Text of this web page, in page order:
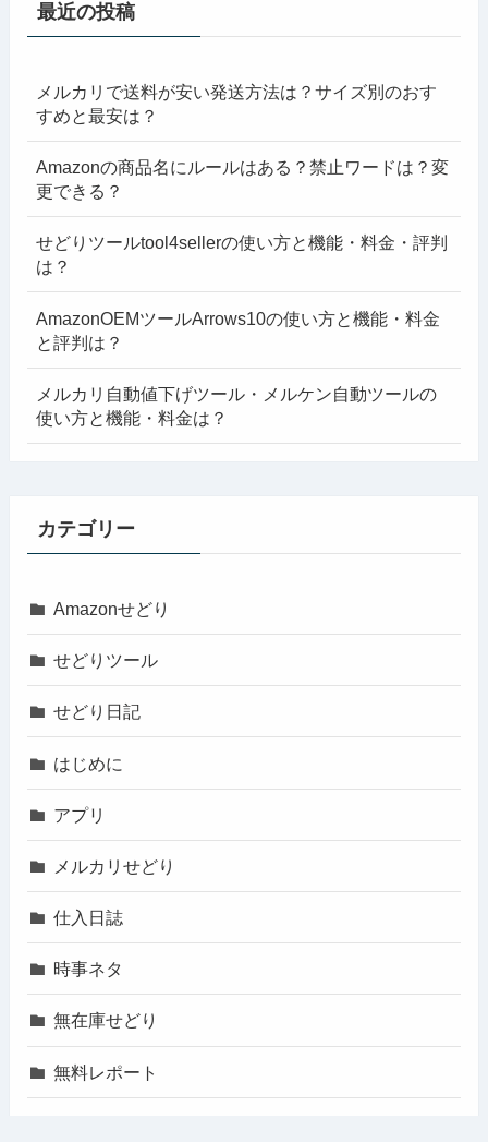
最近の投稿
メルカリで送料が安い発送方法は？サイズ別のおす
すめと最安は？
Amazonの商品名にルールはある？禁止ワードは？変
更できる？
せどりツールtool4sellerの使い方と機能・料金・評判
は？
AmazonOEMツールArrows10の使い方と機能・料金
と評判は？
メルカリ自動値下げツール・メルケン自動ツールの
使い方と機能・料金は？
カテゴリー
Amazonせどり
せどりツール
せどり日記
はじめに
アプリ
メルカリせどり
仕入日誌
時事ネタ
無在庫せどり
無料レポート